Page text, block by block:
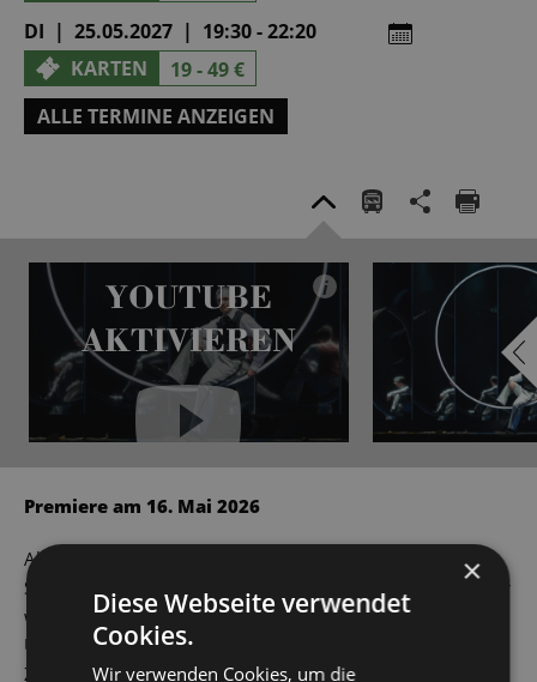
DI | 25.05.2027 | 19:30 - 22:20
KARTEN
19 - 49 €
ALLE TERMINE ANZEIGEN
YOUTUBE
AKTIVIEREN
i
Premiere am 16. Mai 2026
Alles nur Illusion? Der große Kalanag alias Helmut
Schreiber ist der Darling der internationalen Zauberwelt. Er
weiß das Publikum um die wendigen Finger zu wickeln, als
Unterhaltungsakrobat mit den Emotionen der
Zuschauer*innen zu jonglieren. Inmitten der Trümmer im
×
Diese Webseite verwendet
Cookies.
Wir verwenden Cookies, um die